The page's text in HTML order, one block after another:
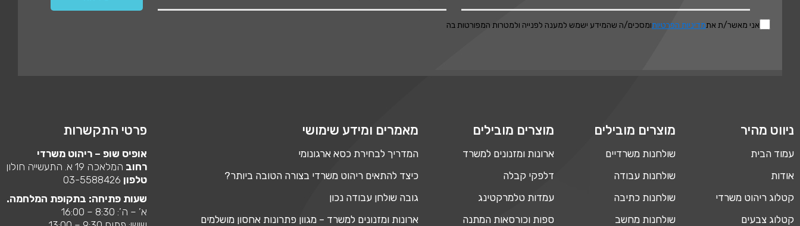
אני מאשר/ת אתמדיניות הפרטיותומסכים/ה שהמידע ישמש למענה לפנייה ולמטרות המפורטות בה
ניווט מהיר
עמוד הבית
אודות
קטלוג ריהוט משרדי
קטלוג צבעים
מוצרים מובילים
שולחנות משרדיים
שולחנות עבודה
שולחנות כתיבה
שולחנות מחשב
מוצרים מובילים
ארונות ומזנונים למשרד
דלפקי קבלה
עמדות טלמרקטינג
ספות וכורסאות המתנה
מאמרים ומידע שימושי
המדריך לבחירת כסא ארגונומי
כיצד להתאים ריהוט משרדי בצורה הטובה ביותר?
גובה שולחן עבודה נכון
ארונות ומזנונים למשרד – מגוון פתרונות אחסון מושלמים
פרטי התקשרות
אופיס שופ – ריהוט משרדי
רחוב המלאכה 19 א. התעשייה חולון
טלפון 03-5588426
שעות פתיחה: בתקופת המלחמה.
א’ – ה’: 8:30 – 16:00